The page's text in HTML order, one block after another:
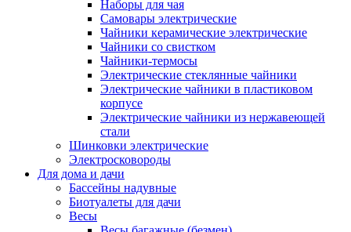
Наборы для чая
Самовары электрические
Чайники керамические электрические
Чайники со свистком
Чайники-термосы
Электрические стеклянные чайники
Электрические чайники в пластиковом
корпусе
Электрические чайники из нержавеющей
стали
Шинковки электрические
Электросковороды
Для дома и дачи
Бассейны надувные
Биотуалеты для дачи
Весы